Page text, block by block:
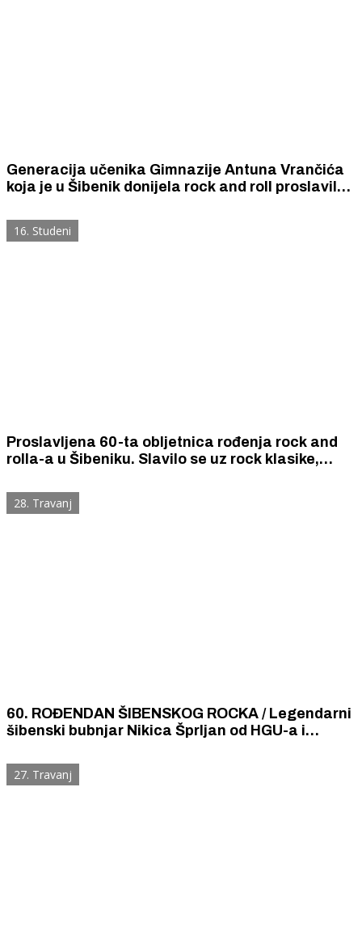
Generacija učenika Gimnazije Antuna Vrančića
koja je u Šibenik donijela rock and roll proslavila
16. Studeni
Proslavljena 60-ta obljetnica rođenja rock and
rolla-a u Šibeniku. Slavilo se uz rock klasike,
Šibeniku!”
28. Travanj
60. ROĐENDAN ŠIBENSKOG ROCKA / Legendarni
šibenski bubnjar Nikica Šprljan od HGU-a i
ploča Grupe Mi
27. Travanj